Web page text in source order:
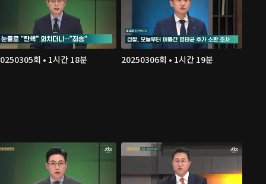
회 • 1시간 18분 20250306회 • 1시간 19분